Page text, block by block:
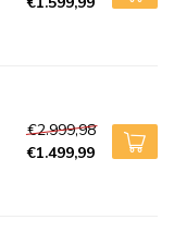
€2.999,98
€1.499,99